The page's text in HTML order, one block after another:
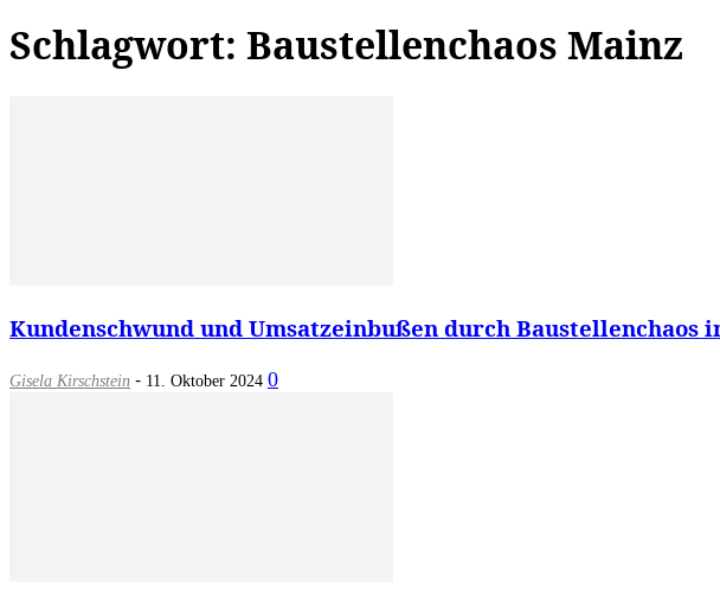
Schlagwort: Baustellenchaos Mainz
Kundenschwund und Umsatzeinbußen durch Baustellenchaos
Gisela Kirschstein - 11. Oktober 2024 0